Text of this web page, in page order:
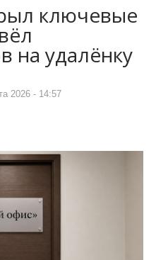
ключевые
на удалёнку
2026 - 14:57